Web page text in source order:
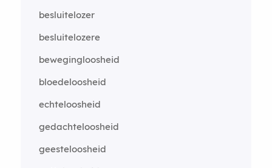
besluitelozer
besluitelozere
bewegingloosheid
bloedeloosheid
echteloosheid
gedachteloosheid
geesteloosheid